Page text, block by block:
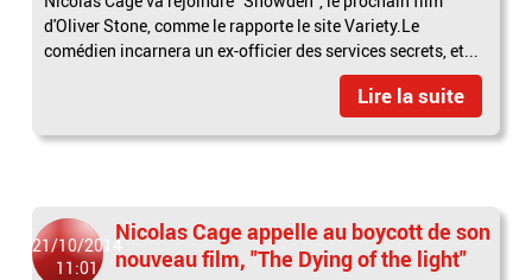
d'Oliver Stone, comme le rapporte le site Variety.Le
comédien incarnera un ex-officier des services secrets, et...
Lire la suite
21/10/2014
11:01
Nicolas Cage appelle au boycott de son
nouveau film, "The Dying of the light"